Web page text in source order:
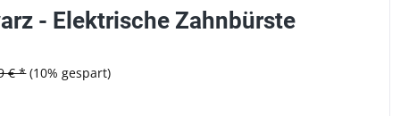
- Elektrische Zahnbürste
€ * (10% gespart)